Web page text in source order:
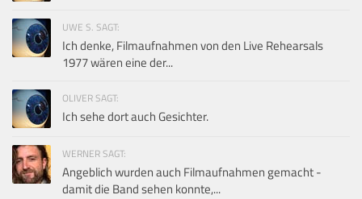
UWE S. SAGT:
Ich denke, Filmaufnahmen von den Live Rehearsals
1977 wären eine der...
OLIVER SAGT:
Ich sehe dort auch Gesichter.
WERNER SAGT:
Angeblich wurden auch Filmaufnahmen gemacht -
damit die Band sehen konnte,...